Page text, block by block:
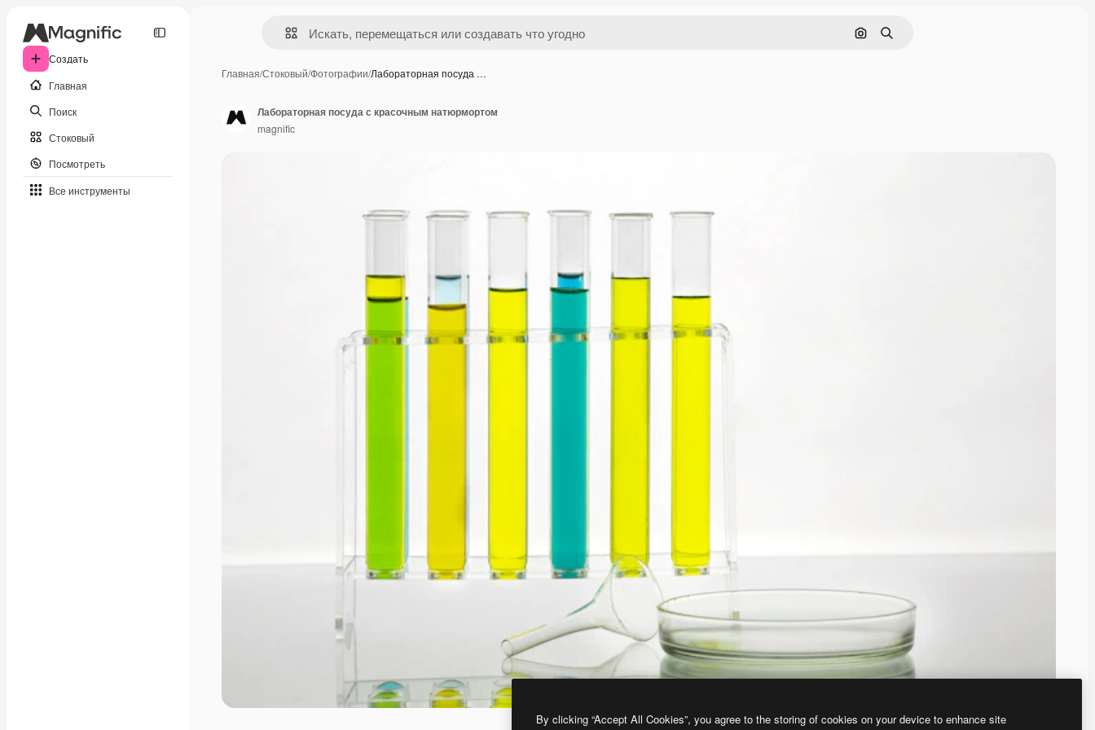
Создать
Главная
Поиск
Стоковый
Посмотреть
Все инструменты
Поиск по изображению
Поиск
Главная/Стоковый/Фотографии/Лабораторная посуда …
Лабораторная посуда с красочным натюрмортом
magnific
By clicking “Accept All Cookies”, you agree to the storing of cookies on your device to enhance site